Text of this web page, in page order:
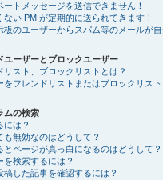
ートメッセージを送信できません！
ない PM が定期的に送られてきます！
板のユーザーからスパム等のメールが
ユーザーとブロックユーザー
リスト、ブロックリストとは？
をフレンドリストまたはブロックリス
ムの検索
には？
も無効なのはどうして？
とページが真っ白になるのはどうして？
を検索するには？
稿した記事を確認するには？